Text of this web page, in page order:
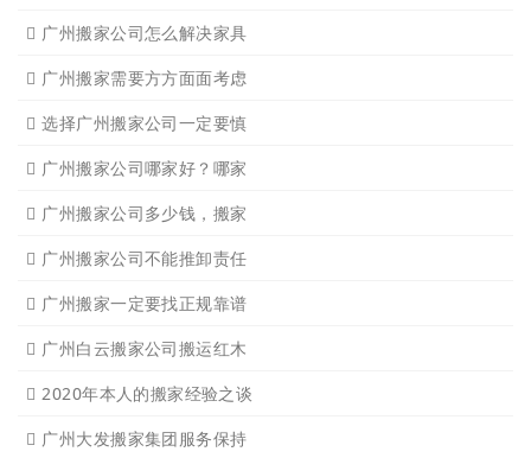
广州搬家公司怎么解决家具
广州搬家需要方方面面考虑
选择广州搬家公司一定要慎
广州搬家公司哪家好？哪家
广州搬家公司多少钱，搬家
广州搬家公司不能推卸责任
广州搬家一定要找正规靠谱
广州白云搬家公司搬运红木
2020年本人的搬家经验之谈
广州大发搬家集团服务保持